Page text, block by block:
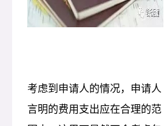
考虑到申请人的情况，申请人
言明的费用支出应在合理的范